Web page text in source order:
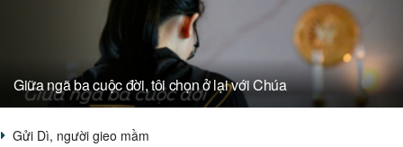
Giữa ngã ba cuộc đời, tôi chọn ở lại với Chúa
Gửi Dì, người gieo mầm